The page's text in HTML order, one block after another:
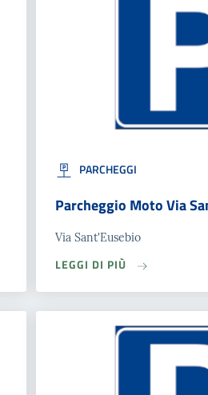
PARCHEGGI
Parcheggio Moto Via
Via Sant'Eusebio
LEGGI DI PIÙ